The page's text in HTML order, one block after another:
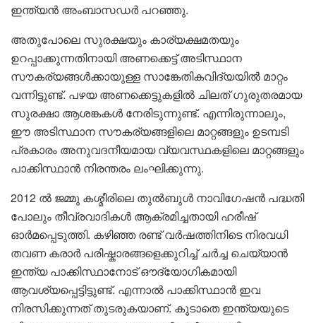
ഇന്ത്യൻ അംബാസഡർ പറഞ്ഞു.
അതുപോലെ സുരക്ഷയും കാര്യക്ഷമതയും
ഉറപ്പാക്കുന്നതിനായി അണക്കെട്ട് അടിസ്ഥാന
സൗകര്യങ്ങൾക്കായുള്ള സാങ്കേതികവിദ്യയിൽ മാറ്റം
വന്നിട്ടുണ്ട്. പഴയ അണക്കെട്ടുകളിൽ ചിലത് ഗുരുതരമായ
സുരക്ഷാ ആശങ്കകൾ നേരിടുന്നുണ്ട്. എന്നിരുന്നാലും,
ഈ അടിസ്ഥാന സൗകര്യങ്ങളിലെ മാറ്റങ്ങളും ഉടമ്പടി
പ്രകാരം അനുവദനീയമായ വ്യവസ്ഥകളിലെ മാറ്റങ്ങളും
പാക്കിസ്ഥാൻ നിരന്തരം ലംഘിക്കുന്നു.
2012 ൽ ജമ്മു കശ്മീരിലെ തുൽബുൾ നാവിഗേഷൻ പദ്ധതി
പോലും തീവ്രവാദികൾ ആക്രമിച്ചതായി ഹരീഷ്
ഓർമപ്പെടുത്തി. കഴിഞ്ഞ രണ്ട് വർഷത്തിനിടെ നിരവധി
തവണ കരാർ പരിഷ്കാരങ്ങളെക്കുറിച്ച് ചർച്ച ചെയ്യാൻ
ഇന്ത്യ പാക്കിസ്ഥാനോട് ഔദ്യോഗികമായി
ആവശ്യപ്പെട്ടിട്ടുണ്ട്. എന്നാൽ പാക്കിസ്ഥാൻ ഇവ
നിരസിക്കുന്നത് തുടരുകയാണ്. കൂടാതെ ഇന്ത്യയുടെ